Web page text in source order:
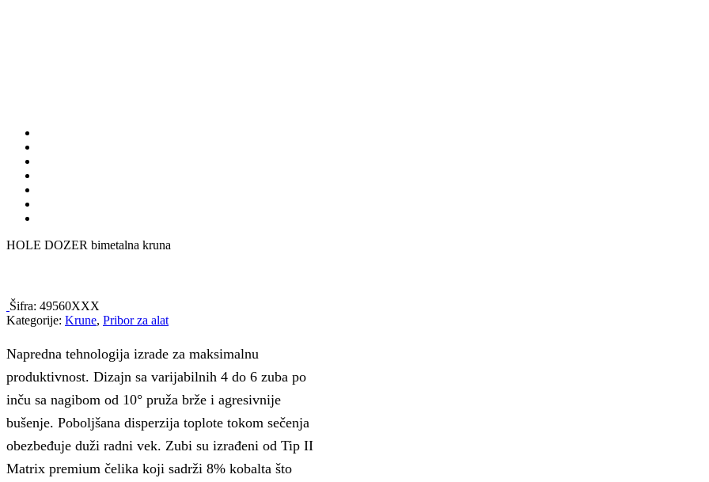
HOLE DOZER bimetalna kruna
Šifra: 49560XXX
Kategorije: Krune, Pribor za alat
Napredna tehnologija izrade za maksimalnu
produktivnost. Dizajn sa varijabilnih 4 do 6 zuba po
inču sa nagibom od 10° pruža brže i agresivnije
bušenje. Poboljšana disperzija toplote tokom sečenja
obezbeđuje duži radni vek. Zubi su izrađeni od Tip II
Matrix premium čelika koji sadrži 8% kobalta što